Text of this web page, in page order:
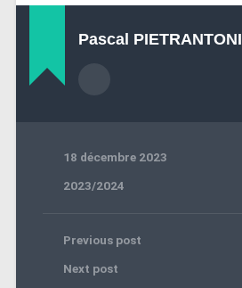
Pascal PIETRANTONI
18 décembre 2023
2023/2024
Previous post
Next post